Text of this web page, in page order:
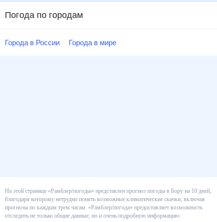
Погода по городам
Города в России Города в мире
На этой странице «Рамблер/погоды» представлен прогноз погоды в Бору
на 10 дней, благодаря которому нетрудно понять возможные
климатические скачки, включая прогнозы по каждым трем часам.
«Рамблер/погода» предоставляет возможность отследить не только